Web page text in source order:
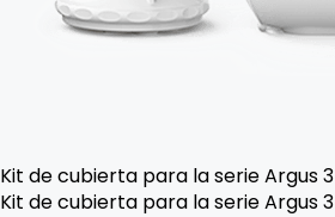
Kit de cubierta para la serie Argus 3
Kit de cubierta para la serie Argus 3